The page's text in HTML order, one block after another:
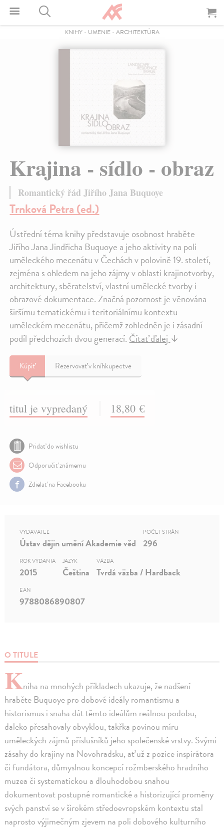
KNIHY- UMENIE- ARCHITEKTÚRA
Krajina - sídlo - obraz
Romantický řád Jiřího Jana Buquoye
Trnková Petra (ed.)
Ústřední téma knihy představuje osobnost hraběte
Jiřího Jana Jindřicha Buquoye a jeho aktivity na poli
uměleckého mecenátu v Čechách v polovině 19. století,
zejména s ohledem na jeho zájmy v oblasti krajinotvorby,
architektury, sběratelství, vlastní umělecké tvorby i
obrazové dokumentace. Značná pozornost je věnována
širšímu tematickému i teritoriálnímu kontextu
uměleckém mecenátu, přičemž zohledněn je i zásadní
podíl předchozích dvou generací.Čítať ďalej↓
Kúpiť Rezervovať v kníhkupectve
titul je vypredaný 18,80 €
Pridať do wishlistu
Odporučiť známemu
Zdielať na Facebooku
O TITULE
Kniha na mnohých příkladech ukazuje, že nadšení
hraběte Buquoye pro dobové ideály romantismu a
historismus i snaha dát těmto ideálům reálnou podobu,
daleko přesahovaly obvyklou, takřka povinou míru
uměleckých zájmů příslušníků jeho společenské vrstvy. Svými
zásahy do krajiny na Novohradsku, ať už z pozice inspirátora
či fundátora, důmyslnou koncepcí rožmberského hradního
muzea či systematickou a dlouhodobou snahou
dokumentovat postupné romantické a historizující proměny
svých panství se v širokém středoevropském kontextu stal
naprosto výjimečným zjevem na poli dobového kulturního
VYDAVATEĽ
Ústav dějin umění Akademie věd
POČET STRÁN
296
ROK VYDANIA
2015
JAZYK
Čeština
VÄZBA
Tvrdá väzba / Hardback
EAN
9788086890807